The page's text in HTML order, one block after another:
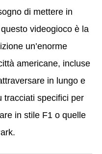
di mettere in
videogioco è la
un’enorme
americane, incluse
in lungo e
tracciati specifici per
in stile F1 o quelle